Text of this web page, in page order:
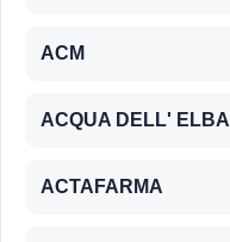
ACM
ACQUA DELL' ELBA
ACTAFARMA